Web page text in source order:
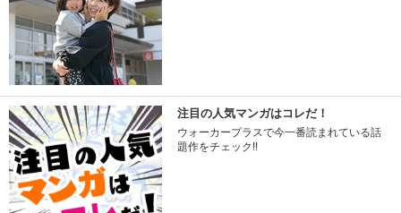
注目の人気マンガはコレだ！
ウォーカープラスで今一番読まれている話
題作をチェック!!